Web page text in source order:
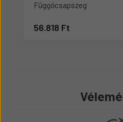
Függőcsapszeg
56.818 Ft